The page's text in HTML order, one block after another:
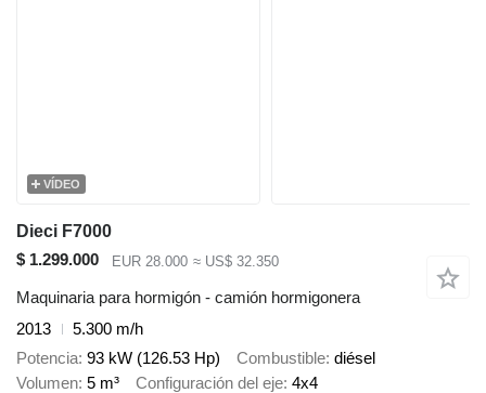
VÍDEO
Dieci F7000
$ 1.299.000
EUR 28.000 ≈ US$ 32.350
Maquinaria para hormigón - camión hormigonera
2013
5.300 m/h
Potencia 93 kW (126.53 Hp) Combustible diésel
Volumen 5 m³ Configuración del eje 4x4